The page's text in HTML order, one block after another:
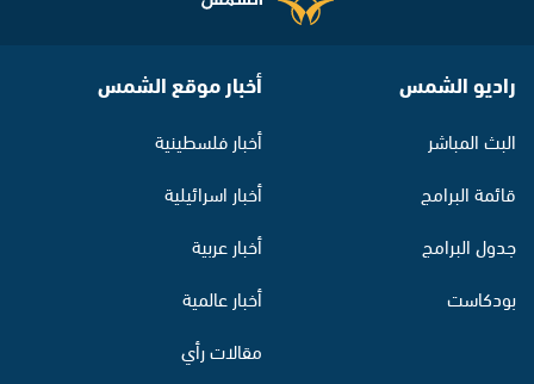
راديو الشمس
البث المباشر
قائمة البرامج
جدول البرامج
بودكاست
أخبار موقع الشمس
أخبار فلسطينية
أخبار اسرائيلية
أخبار عربية
أخبار عالمية
مقالات رأي